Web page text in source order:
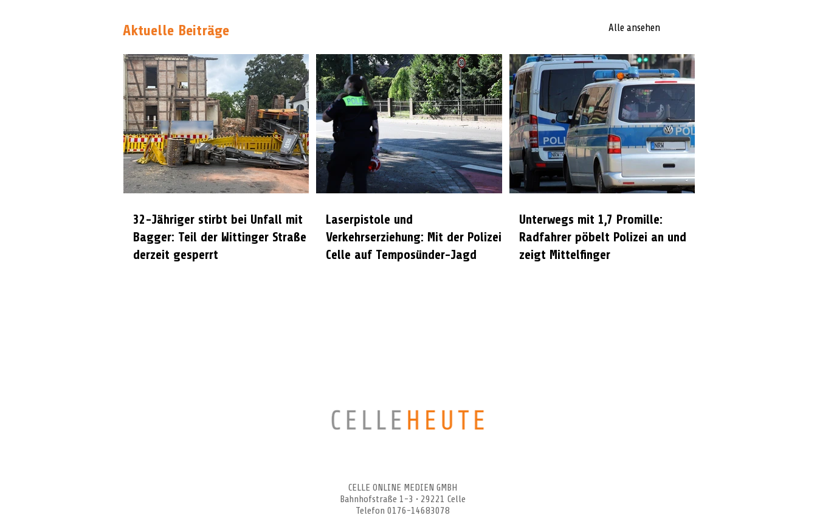
Aktuelle Beiträge Alle ansehen
32-Jähriger stirbt bei Unfall mit
Bagger: Teil der Wittinger Straße
derzeit gesperrt
Laserpistole und
Verkehrserziehung: Mit der Polizei
Celle auf Temposünder-Jagd
Unterwegs mit 1,7 Promille:
Radfahrer pöbelt Polizei an und
zeigt Mittelfinger
CELLE ONLINE MEDIEN GMBH
Bahnhofstraße 1-3 • 29221 Celle
Telefon 0176-14683078